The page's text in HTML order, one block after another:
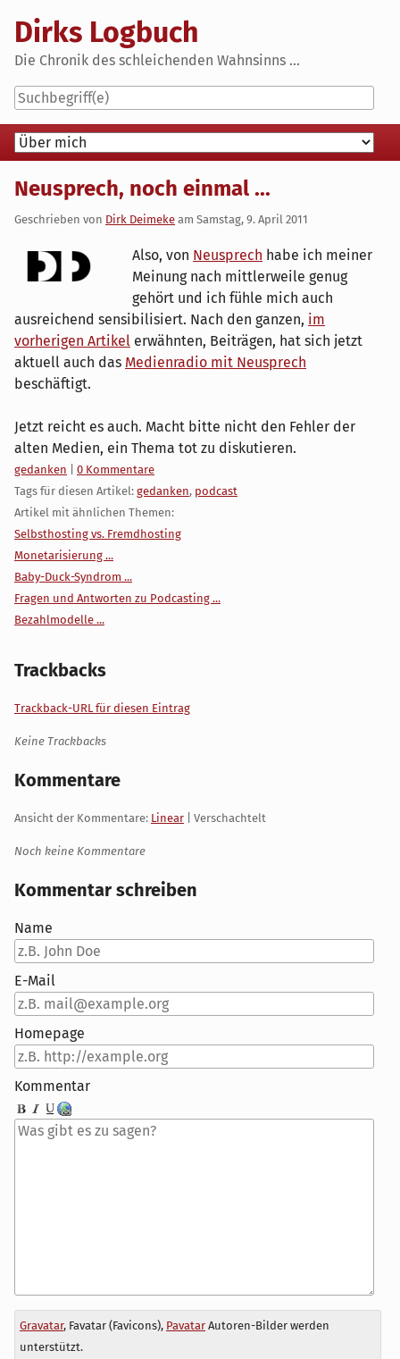
content
Dirks Logbuch
Die Chronik des schleichenden Wahnsinns ...
Navigation
Neusprech, noch einmal ...
Geschrieben von Dirk Deimeke am Samstag, 9. April 2011
Also, von Neusprech habe ich meiner
Meinung nach mittlerweile genug
gehört und ich fühle mich auch
ausreichend sensibilisiert. Nach den ganzen, im
vorherigen Artikel erwähnten, Beiträgen, hat sich jetzt
aktuell auch das Medienradio mit Neusprech
beschäftigt.
Jetzt reicht es auch. Macht bitte nicht den Fehler der
alten Medien, ein Thema tot zu diskutieren.
Kategorien:
gedanken
0 Kommentare
Tags für diesen Artikel: gedanken, podcast
Artikel mit ähnlichen Themen:
Selbsthosting vs. Fremdhosting
Monetarisierung ...
Baby-Duck-Syndrom ...
Fragen und Antworten zu Podcasting ...
Bezahlmodelle ...
Trackbacks
Trackback-URL für diesen Eintrag
Keine Trackbacks
Kommentare
Ansicht der Kommentare: Linear | Verschachtelt
Noch keine Kommentare
Kommentar schreiben
Name
E-Mail
Homepage
Kommentar
Antwort
zu
Gravatar, Favatar (Favicons), PavatarAutoren-Bilder werden
unterstützt.